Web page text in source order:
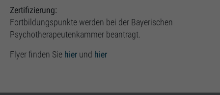
Zertifizierung:
Fortbildungspunkte werden bei der Bayerischen
Psychotherapeutenkammer beantragt.
Flyer finden Sie hier und hier